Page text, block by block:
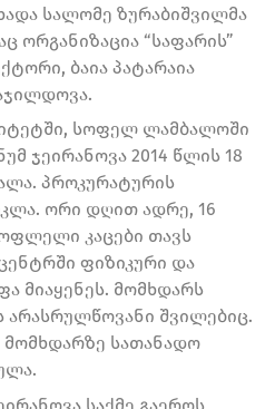
სალომე ზურაბიშვილმა
ორგანიზაცია “საფარის”
ბაია პატარაია
სოფელ ლამბალოში
ჯეირანოვა 2014 წლის 18
პროკურატურის
ორი დღით ადრე, 16
კაცები თავს
ფიზიკური და
მიაყენეს. მომხდარს
არასრულწოვანი შვილებიც.
მომხდარზე სათანადო